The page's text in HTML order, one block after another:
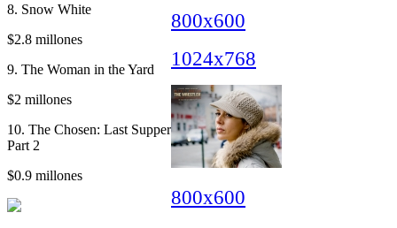
8. Snow White
$2.8 millones
9. The Woman in the Yard
$2 millones
10. The Chosen: Last Supper
Part 2
$0.9 millones
800x600
1024x768
800x600